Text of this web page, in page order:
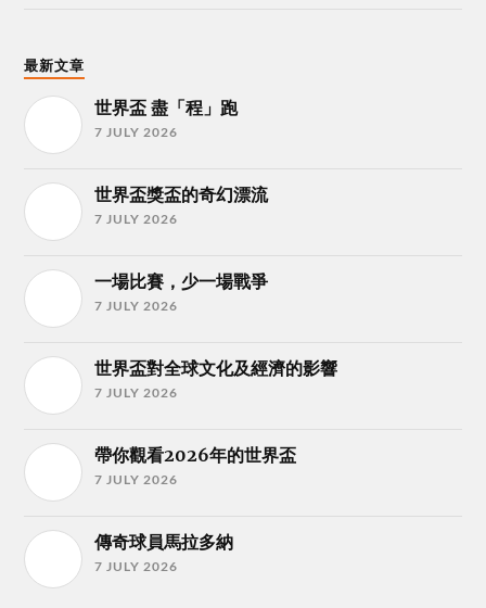
最新文章
世界盃 盡「程」跑
7 JULY 2026
世界盃獎盃的奇幻漂流
7 JULY 2026
一場比賽，少一場戰爭
7 JULY 2026
世界盃對全球文化及經濟的影響
7 JULY 2026
帶你觀看2026年的世界盃
7 JULY 2026
傳奇球員馬拉多納
7 JULY 2026